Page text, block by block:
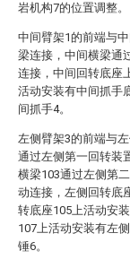
岩机构7的位置调整。
中间臂架1的前端与
梁连接，中间横梁通
连接，中间回转底座
活动安装有中间抓手
间抓手4。
左侧臂架3的前端与
通过左侧第一回转装
横梁103通过左侧第
动连接，左侧回转底
转底座105上活动安
107上活动安装有左
锤6。